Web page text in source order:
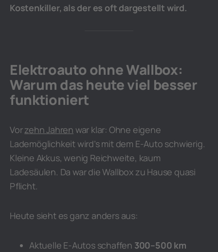
Kostenkiller, als der es oft dargestellt wird.
Elektroauto ohne Wallbox:
Warum das heute viel besser
funktioniert
Vorzehn Jahren war klar: Ohne eigene
Lademöglichkeit wird’s mit dem E-Auto schwierig.
Kleine Akkus, wenig Reichweite, kaum
Ladesäulen. Da war die Wallbox zu Hause quasi
Pflicht.
Heute sieht es ganz anders aus:
Aktuelle E-Autos schaffen 300–500 km